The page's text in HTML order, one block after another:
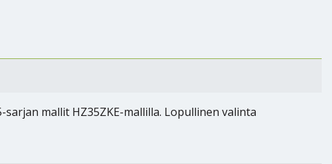
mallit HZ35ZKE-mallilla. Lopullinen valinta